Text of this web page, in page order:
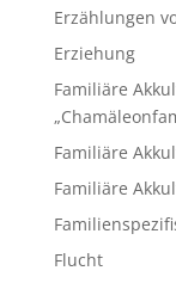
Erzählungen
Erziehung
Familiäre
Familiäre
Familiäre
Flucht